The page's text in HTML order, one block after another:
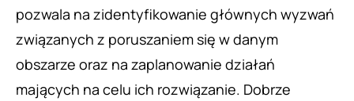
pozwala na zidentyfikowanie głównych wyzwań
związanych z poruszaniem się w danym
obszarze oraz na zaplanowanie działań
mających na celu ich rozwiązanie. Dobrze